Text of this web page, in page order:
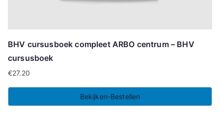
BHV cursusboek compleet ARBO centrum – BHV
cursusboek
€27.20
Bekijken-Bestellen